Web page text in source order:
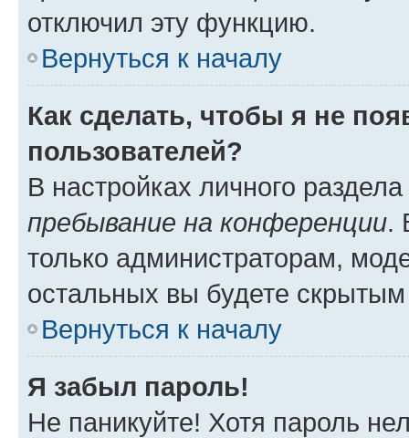
отключил эту функцию.
Вернуться к началу
Как сделать, чтобы я не
пользователей?
В настройках личного
пребывание на конференции.
только администраторам,
остальных вы будете
Вернуться к началу
Я забыл пароль!
Не паникуйте! Хотя пароль